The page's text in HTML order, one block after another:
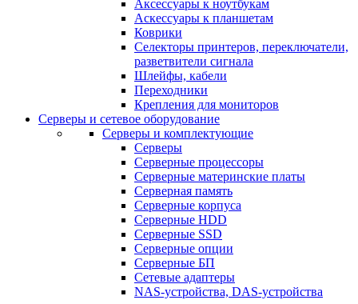
Аксессуары к ноутбукам
Аскессуары к планшетам
Коврики
Селекторы принтеров, переключатели,
разветвители сигнала
Шлейфы, кабели
Переходники
Крепления для мониторов
Серверы и сетевое оборудование
Серверы и комплектующие
Серверы
Серверные процессоры
Серверные материнские платы
Серверная память
Серверные корпуса
Серверные HDD
Серверные SSD
Серверные опции
Серверные БП
Сетевые адаптеры
NAS-устройства, DAS-устройства